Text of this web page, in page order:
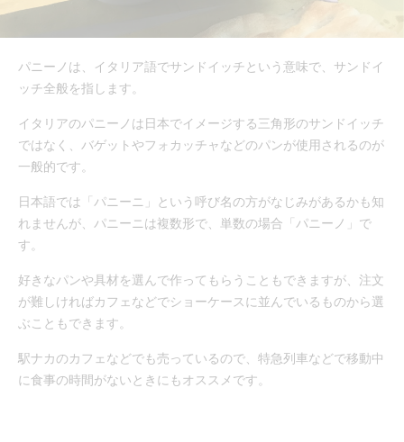
パニーノは、イタリア語でサンドイッチという意味で、サンドイ
ッチ全般を指します。
イタリアのパニーノは日本でイメージする三角形のサンドイッチ
ではなく、バゲットやフォカッチャなどのパンが使用されるのが
一般的です。
日本語では「パニーニ」という呼び名の方がなじみがあるかも知
れませんが、パニーニは複数形で、単数の場合「パニーノ」で
す。
好きなパンや具材を選んで作ってもらうこともできますが、注文
が難しければカフェなどでショーケースに並んでいるものから選
ぶこともできます。
駅ナカのカフェなどでも売っているので、特急列車などで移動中
に食事の時間がないときにもオススメです。